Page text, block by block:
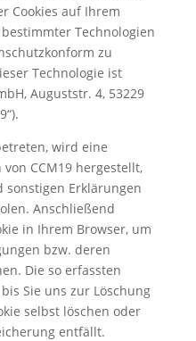
Cookies auf Ihrem
Technologien
zu
Technologie ist
Auguststr. 4, 53229
wird eine
CCM19 hergestellt,
Erklärungen
Anschließend
in Ihrem Browser, um
bzw. deren
Die so erfassten
Sie uns zur Löschung
selbst löschen oder
entfällt.